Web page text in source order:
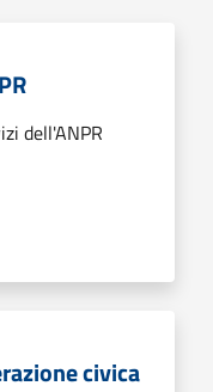
dell'ANPR
civica